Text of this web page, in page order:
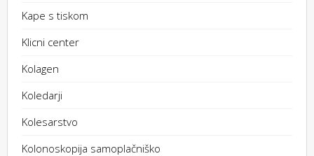
Kape s tiskom
Klicni center
Kolagen
Koledarji
Kolesarstvo
Kolonoskopija samoplačniško